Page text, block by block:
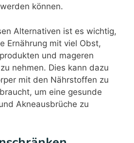
können.
Alternativen ist es wichtig,
Ernährung mit viel Obst,
und mageren
nehmen. Dies kann dazu
mit den Nährstoffen zu
um eine gesunde
Akneausbrüche zu